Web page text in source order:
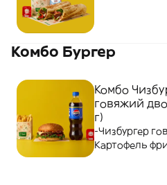
Комбо Бургер
Комбо
говяжий
г)
-Чизбургер
Картофель